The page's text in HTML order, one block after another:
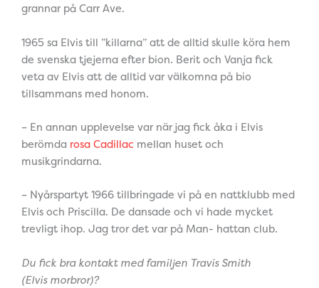
grannar på Carr Ave.
1965 sa Elvis till ”killarna” att de alltid skulle köra hem
de svenska tjejerna efter bion. Berit och Vanja fick
veta av Elvis att de alltid var välkomna på bio
tillsammans med honom.
– En annan upplevelse var när jag fick åka i Elvis
berömda rosa Cadillac mellan huset och
musikgrindarna.
– Nyårspartyt 1966 tillbringade vi på en nattklubb med
Elvis och Priscilla. De dansade och vi hade mycket
trevligt ihop. Jag tror det var på Man- hattan club.
Du fick bra kontakt med familjen Travis Smith
(Elvis morbror)?